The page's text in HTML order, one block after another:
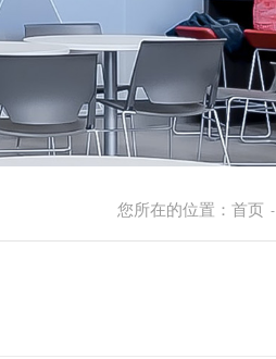
您所在的位置： 首页 -